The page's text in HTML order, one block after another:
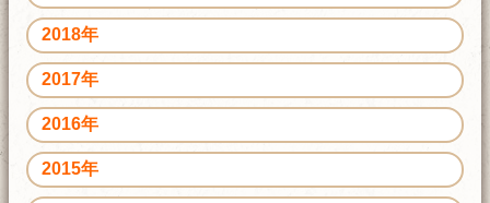
2018年
2017年
2016年
2015年